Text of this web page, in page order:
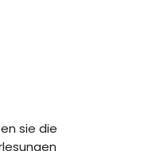
sie die